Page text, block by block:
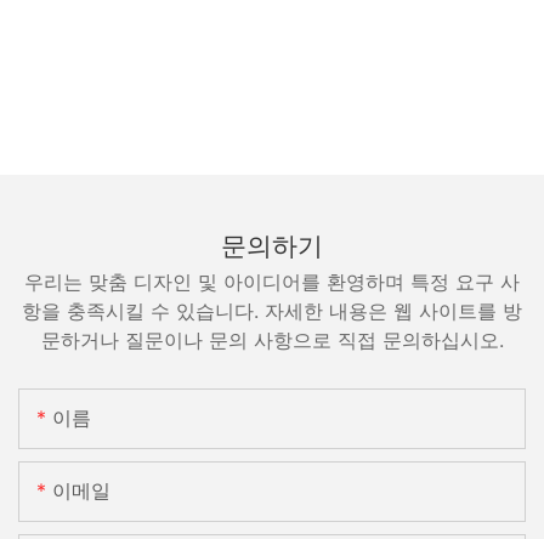
문의하기
우리는 맞춤 디자인 및 아이디어를 환영하며 특정 요구 사
항을 충족시킬 수 있습니다. 자세한 내용은 웹 사이트를 방
문하거나 질문이나 문의 사항으로 직접 문의하십시오.
이름
이메일